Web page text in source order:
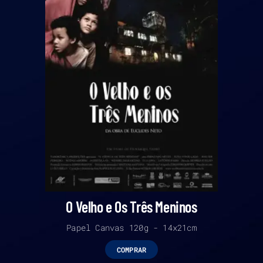
O Velho e Os Três Meninos
Papel Canvas 120g - 14x21cm
COMPRAR